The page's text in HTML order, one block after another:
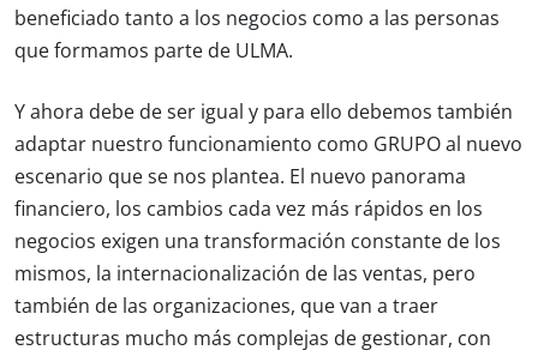
beneficiado tanto a los negocios como a las personas
que formamos parte de ULMA.
Y ahora debe de ser igual y para ello debemos también
adaptar nuestro funcionamiento como GRUPO al nuevo
escenario que se nos plantea. El nuevo panorama
financiero, los cambios cada vez más rápidos en los
negocios exigen una transformación constante de los
mismos, la internacionalización de las ventas, pero
también de las organizaciones, que van a traer
estructuras mucho más complejas de gestionar, con